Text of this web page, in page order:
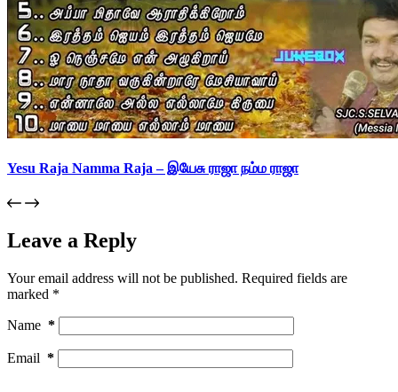
Yesu Raja Namma Raja – இயேசு ராஜா நம்ம ராஜா
Leave a Reply
Your email address will not be published. Required fields are
marked *
Name *
Email *